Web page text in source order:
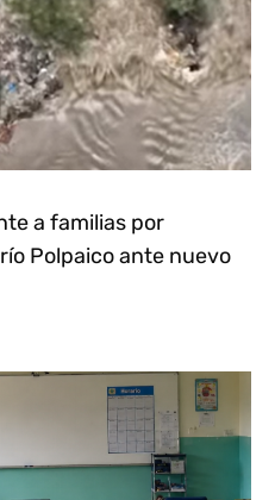
a familias por
Polpaico ante nuevo